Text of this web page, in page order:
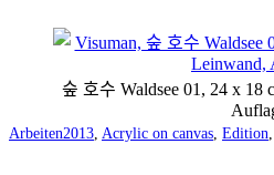
숲 호수 Waldsee 01, 24 x
Categorized
as
ArbeitenTagged
2013, Acrylic on canvas, Edition,